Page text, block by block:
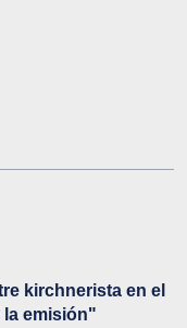
kirchnerista en el
la emisión"